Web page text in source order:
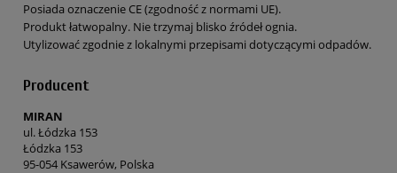
Posiada oznaczenie CE (zgodność z normami UE).
Produkt łatwopalny. Nie trzymaj blisko źródeł ognia.
Utylizować zgodnie z lokalnymi przepisami dotyczącymi odpadów.
Producent
MIRAN
ul. Łódzka 153
Łódzka 153
95-054 Ksawerów, Polska